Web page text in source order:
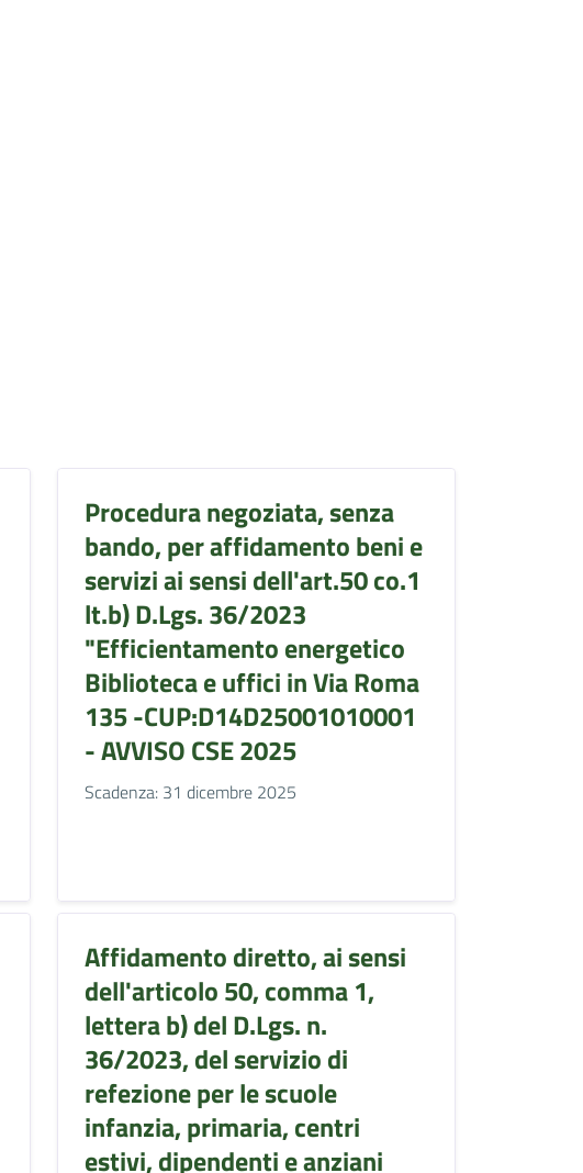
Procedura negoziata, senza
bando, per affidamento beni e
servizi ai sensi dell'art.50 co.1
lt.b) D.Lgs. 36/2023
"Efficientamento energetico
Biblioteca e uffici in Via Roma
135 -CUP:D14D25001010001
- AVVISO CSE 2025
Scadenza: 31 dicembre 2025
Affidamento diretto, ai sensi
dell'articolo 50, comma 1,
lettera b) del D.Lgs. n.
36/2023, del servizio di
refezione per le scuole
infanzia, primaria, centri
estivi, dipendenti e anziani